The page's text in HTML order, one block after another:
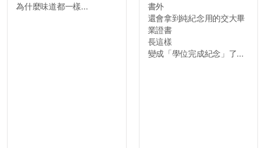
為什麼味道都一樣...
書外
還會拿到純紀念用的交大畢
業證書
長這樣
變成「學位完成紀念」了...